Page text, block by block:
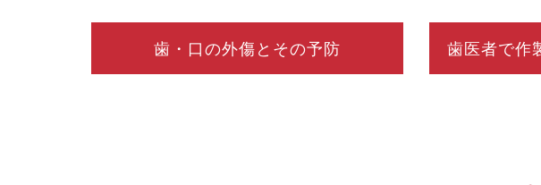
歯・口の外傷とその予防 歯医者で作